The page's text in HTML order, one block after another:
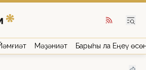
Мәҙәниәт Барыһы ла Еңеү